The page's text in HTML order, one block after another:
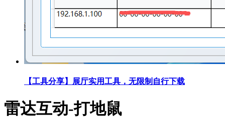
【工具分享】展厅实用工具，无限制自行下载
雷达互动-打地鼠